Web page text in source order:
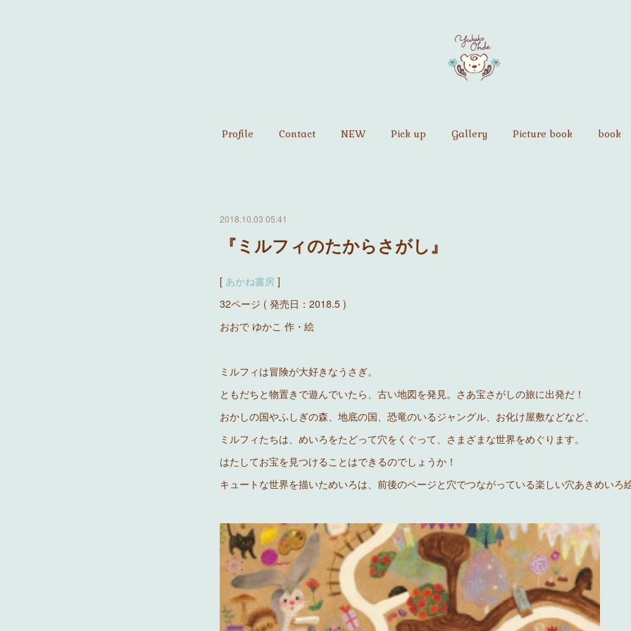
Profile Contact NEW Pick up Gallery Picture book book
2018.10.03 05:41
『ミルフィのたからさがし』
[ あかね書房 ]
32ページ ( 発売日：2018.5 )
おおで ゆかこ 作・絵
ミルフィは冒険が大好きなうさぎ。
ともだちと物置きで遊んでいたら、古い地図を発見。さあ宝さがしの旅に出発だ！
おかしの国やふしぎの森、地底の国、恐竜のいるジャングル、お化け屋敷などなど、
ミルフィたちは、めいろをたどって穴をくぐって、さまざまな世界をめぐります。
はたしてお宝を見つけることはできるのでしょうか！
キュートな世界を描いためいろは、前後のページと穴でつながっている楽しい穴あきめいろ